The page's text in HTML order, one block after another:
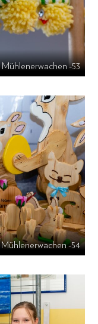
Mühlenerwachen -53
Mühlenerwachen -54